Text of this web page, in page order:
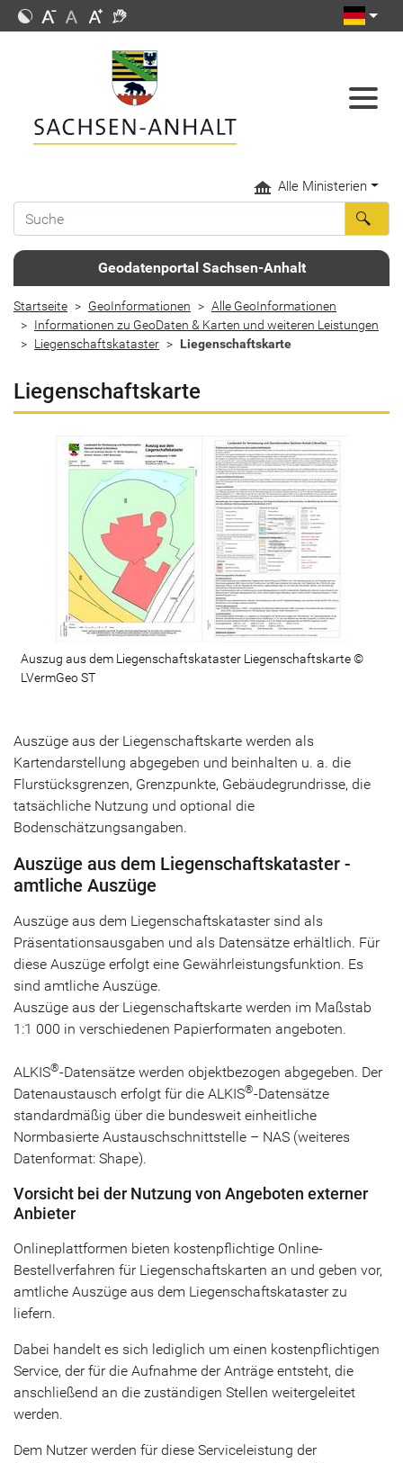
Alle Ministerien
Geodatenportal Sachsen-Anhalt
Startseite GeoInformationen
Alle GeoInformationen
Informationen zu GeoDaten & Karten und weiteren Leistungen
Liegenschaftskataster
Liegenschaftskarte
Liegenschaftskarte
Auszug aus dem Liegenschaftskataster Liegenschaftskarte ©
LVermGeo ST
Auszüge aus der Liegenschaftskarte werden als
Kartendarstellung abgegeben und beinhalten u. a. die
Flurstücksgrenzen, Grenzpunkte, Gebäudegrundrisse, die
tatsächliche Nutzung und optional die
Bodenschätzungsangaben.
Auszüge aus dem Liegenschaftskataster -
amtliche Auszüge
Auszüge aus dem Liegenschaftskataster sind als
Präsentationsausgaben und als Datensätze erhältlich. Für
diese Auszüge erfolgt eine Gewährleistungsfunktion. Es
sind amtliche Auszüge.
Auszüge aus der Liegenschaftskarte werden im Maßstab
1:1 000 in verschiedenen Papierformaten angeboten.
ALKIS®-Datensätze werden objektbezogen abgegeben. Der
Datenaustausch erfolgt für die ALKIS®-Datensätze
standardmäßig über die bundesweit einheitliche
Normbasierte Austauschschnittstelle – NAS (weiteres
Datenformat: Shape).
Vorsicht bei der Nutzung von Angeboten externer
Anbieter
Onlineplattformen bieten kostenpflichtige Online-
Bestellverfahren für Liegenschaftskarten an und geben vor,
amtliche Auszüge aus dem Liegenschaftskataster zu
liefern.
Dabei handelt es sich lediglich um einen kostenpflichtigen
Service, der für die Aufnahme der Anträge entsteht, die
anschließend an die zuständigen Stellen weitergeleitet
werden.
Dem Nutzer werden für diese Serviceleistung der